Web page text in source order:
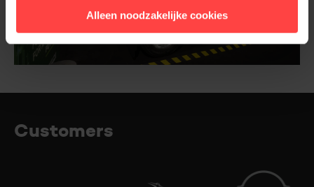
Alleen noodzakelijke cookies
Customers